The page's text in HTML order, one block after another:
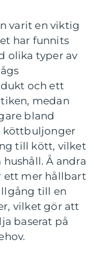
varit en viktig
har funnits
olika typer av
och ett
medan
bland
köttbuljonger
till kött, vilket
Å andra
ett mer hållbart
till en
vilket gör att
baserat på